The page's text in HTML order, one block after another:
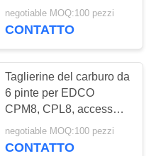
la
punta a
Arx
ricambio dell'Assemblea
del tamburo per le
calcestruzzo
negotiable MOQ:100 pezzi
CONTATTO
Taglierine del carburo da
6 pinte per EDCO
CPM8, CPL8, accessori
concreti degli
scarificatori CPM10
negotiable MOQ:100 pezzi
CONTATTO